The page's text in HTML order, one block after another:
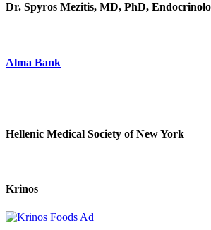
Dr. Spyros Mezitis, MD, PhD,
Alma Bank
Hellenic Medical Society of New York
Krinos